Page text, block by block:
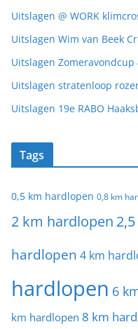
Uitslagen @ WORK
Uitslagen Wim van Beek
Uitslagen Zomeravondcup
Uitslagen stratenloop
Uitslagen 19e RABO
Tags
0,5 km hardlopen 0,8 km
2 km hardlopen
hardlopen 4 km
hardlopen 6
km hardlopen 8 km